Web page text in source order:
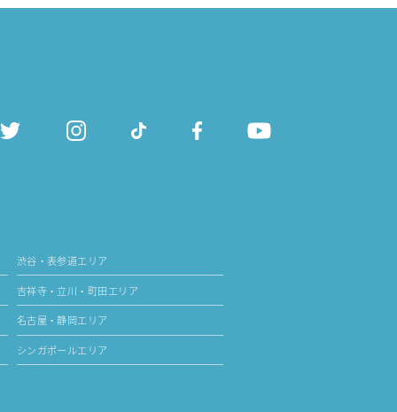
渋谷・表参道エリア
吉祥寺・立川・町田エリア
名古屋・静岡エリア
シンガポールエリア